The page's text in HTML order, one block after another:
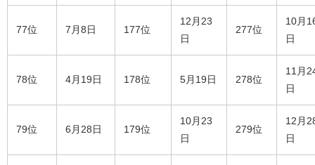
77位 7月8日 177位
12月23
日
277位
10月
日
78位 4月19日 178位 5月19日 278位
11月
日
79位 6月28日 179位
10月23
日
279位
12月
日